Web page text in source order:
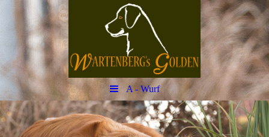
A - Wurf